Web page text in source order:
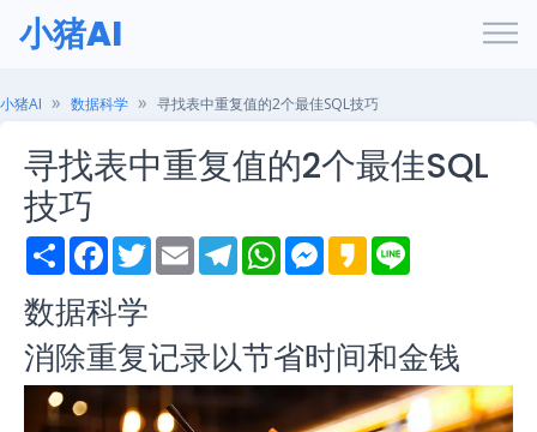
小猪AI
小猪AI 数据科学 寻找表中重复值的2个最佳SQL技巧
寻找表中重复值的2个最佳SQL
技巧
S
h
r
e
F
a
e
b
o
o
k
T
w
e
r
E
m
T
e
r
a
m
W
h
A
p
p
M
e
n
g
e
K
a
数据科学
消除重复记录以节省时间和金钱